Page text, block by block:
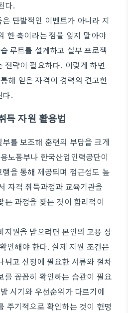
다.
단발적인 이벤트가 아니라 지
한 축이라는 점을 잊지 말아야
루트를 설계하고 실무 프로젝
전략이 필요하다. 이렇게 하면
해 얻은 자격이 경력의 견고한
다.
득 자원 활용법
를 보조해 훈련의 부담을 크게
노동부나 한국산업인력공단이
을 통해 제공되며 접근성도 높
자격 취득과정과 교육기관을
는 과정을 찾는 것이 합리적이
지원을 받으려면 본인의 고용 상
인해야 한다. 실제 지원 조건은
뉘고 신청에 필요한 서류와 절차
를 꼼꼼히 확인하는 습관이 필요
시기와 우선순위가 다르기에
주기적으로 확인하는 것이 현명